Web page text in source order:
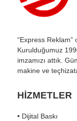
“Express Reklam”
Kurulduğumuz
imzamızı attık.
makine ve
HİZMETLER
• Dijital Baskı